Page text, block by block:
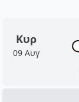
Κυρ
09 Αυγ